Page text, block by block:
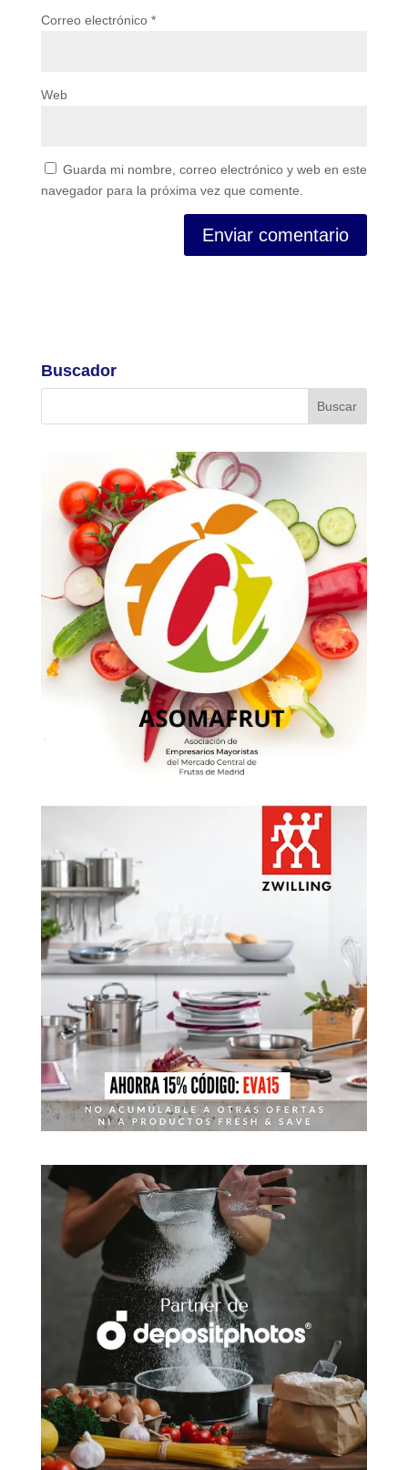
Correo electrónico *
Web
Guarda mi nombre, correo electrónico y web en este
navegador para la próxima vez que comente.
Buscador